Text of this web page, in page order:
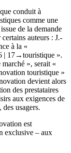
conduit à
comme une
de la demande
certains auteurs : J.-
à la «
| 17→touristique ».
», serait «
touristique »
devient alors
des prestataires
aux exigences de
usagers.
est
exclusive – aux